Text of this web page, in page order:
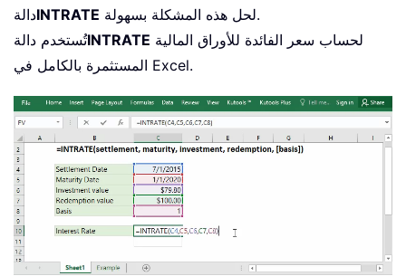
دالةINTRATE
لحل هذه المشكلة بسهولة.
تُستخدم دالةINTRATE
المستثمرة بالكامل في Excel.